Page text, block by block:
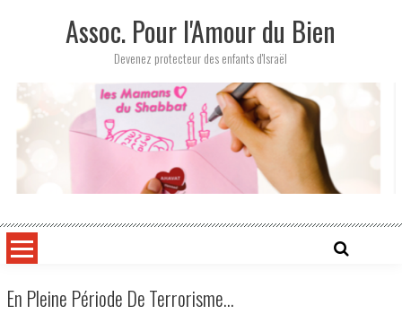
Assoc. Pour l'Amour du Bien
Devenez protecteur des enfants d'Israël
En Pleine Période De Terrorisme…